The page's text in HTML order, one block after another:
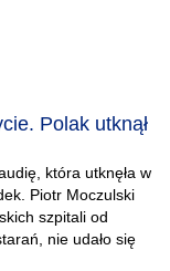
Polak utknął
która utknęła w
Piotr Moczulski
szpitali od
nie udało się